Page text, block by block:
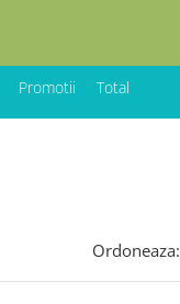
Promotii Total
Ordoneaza: